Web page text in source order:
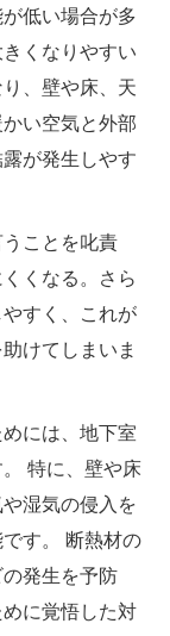
低い場合が多
くなりやすい
、壁や床、天
い空気と外部
が発生しやす
ことを叱責
くなる。さら
すく、これが
けてしまいま
には、地下室
特に、壁や床
湿気の侵入を
す。 断熱材の
発生を予防
に覚悟した対